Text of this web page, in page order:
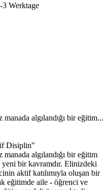
Werktage
algılandığı bir eğitim...
Disiplin"
algılandığı bir eğitim
bir kavramdır. Elinizdeki
aktif katılımıyla oluşan bir
eğitimde aile - öğrenci ve